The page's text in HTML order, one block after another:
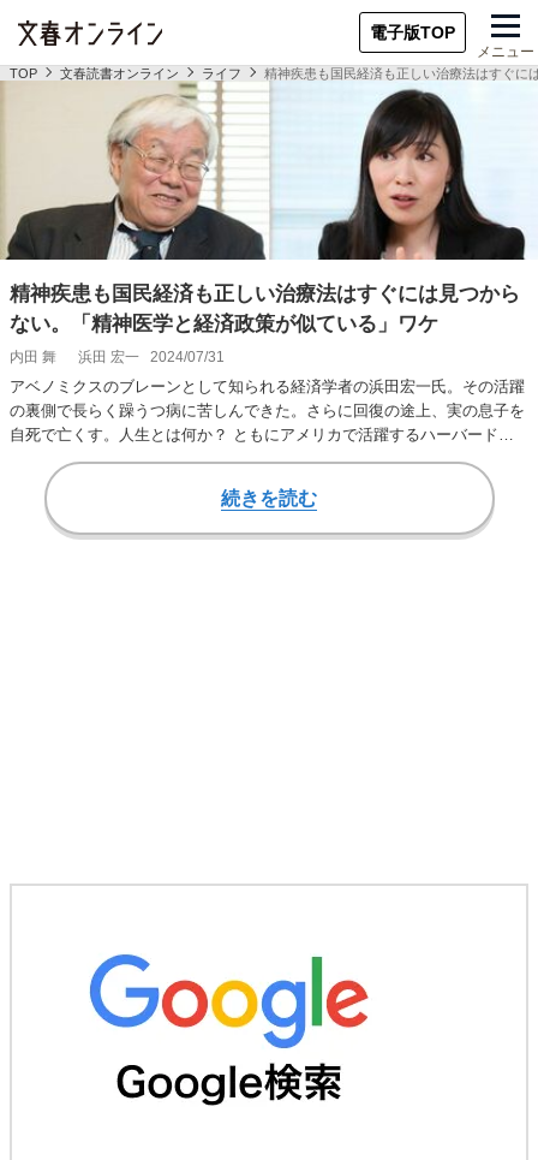
電子版TOP
メニュー
TOP 文春読書オンライン ライフ 精神疾患も国民経済も正しい治療法はすぐに
精神疾患も国民経済も正しい治療法はすぐには見つから
ない。「精神医学と経済政策が似ている」ワケ
内田 舞 浜田 宏一 2024/07/31
アベノミクスのブレーンとして知られる経済学者の浜田宏一氏。その活躍
の裏側で長らく躁うつ病に苦しんできた。さらに回復の途上、実の息子を
自死で亡くす。人生とは何か？ ともにアメリカで活躍するハーバード大
学医学部准教授で…
続きを読む